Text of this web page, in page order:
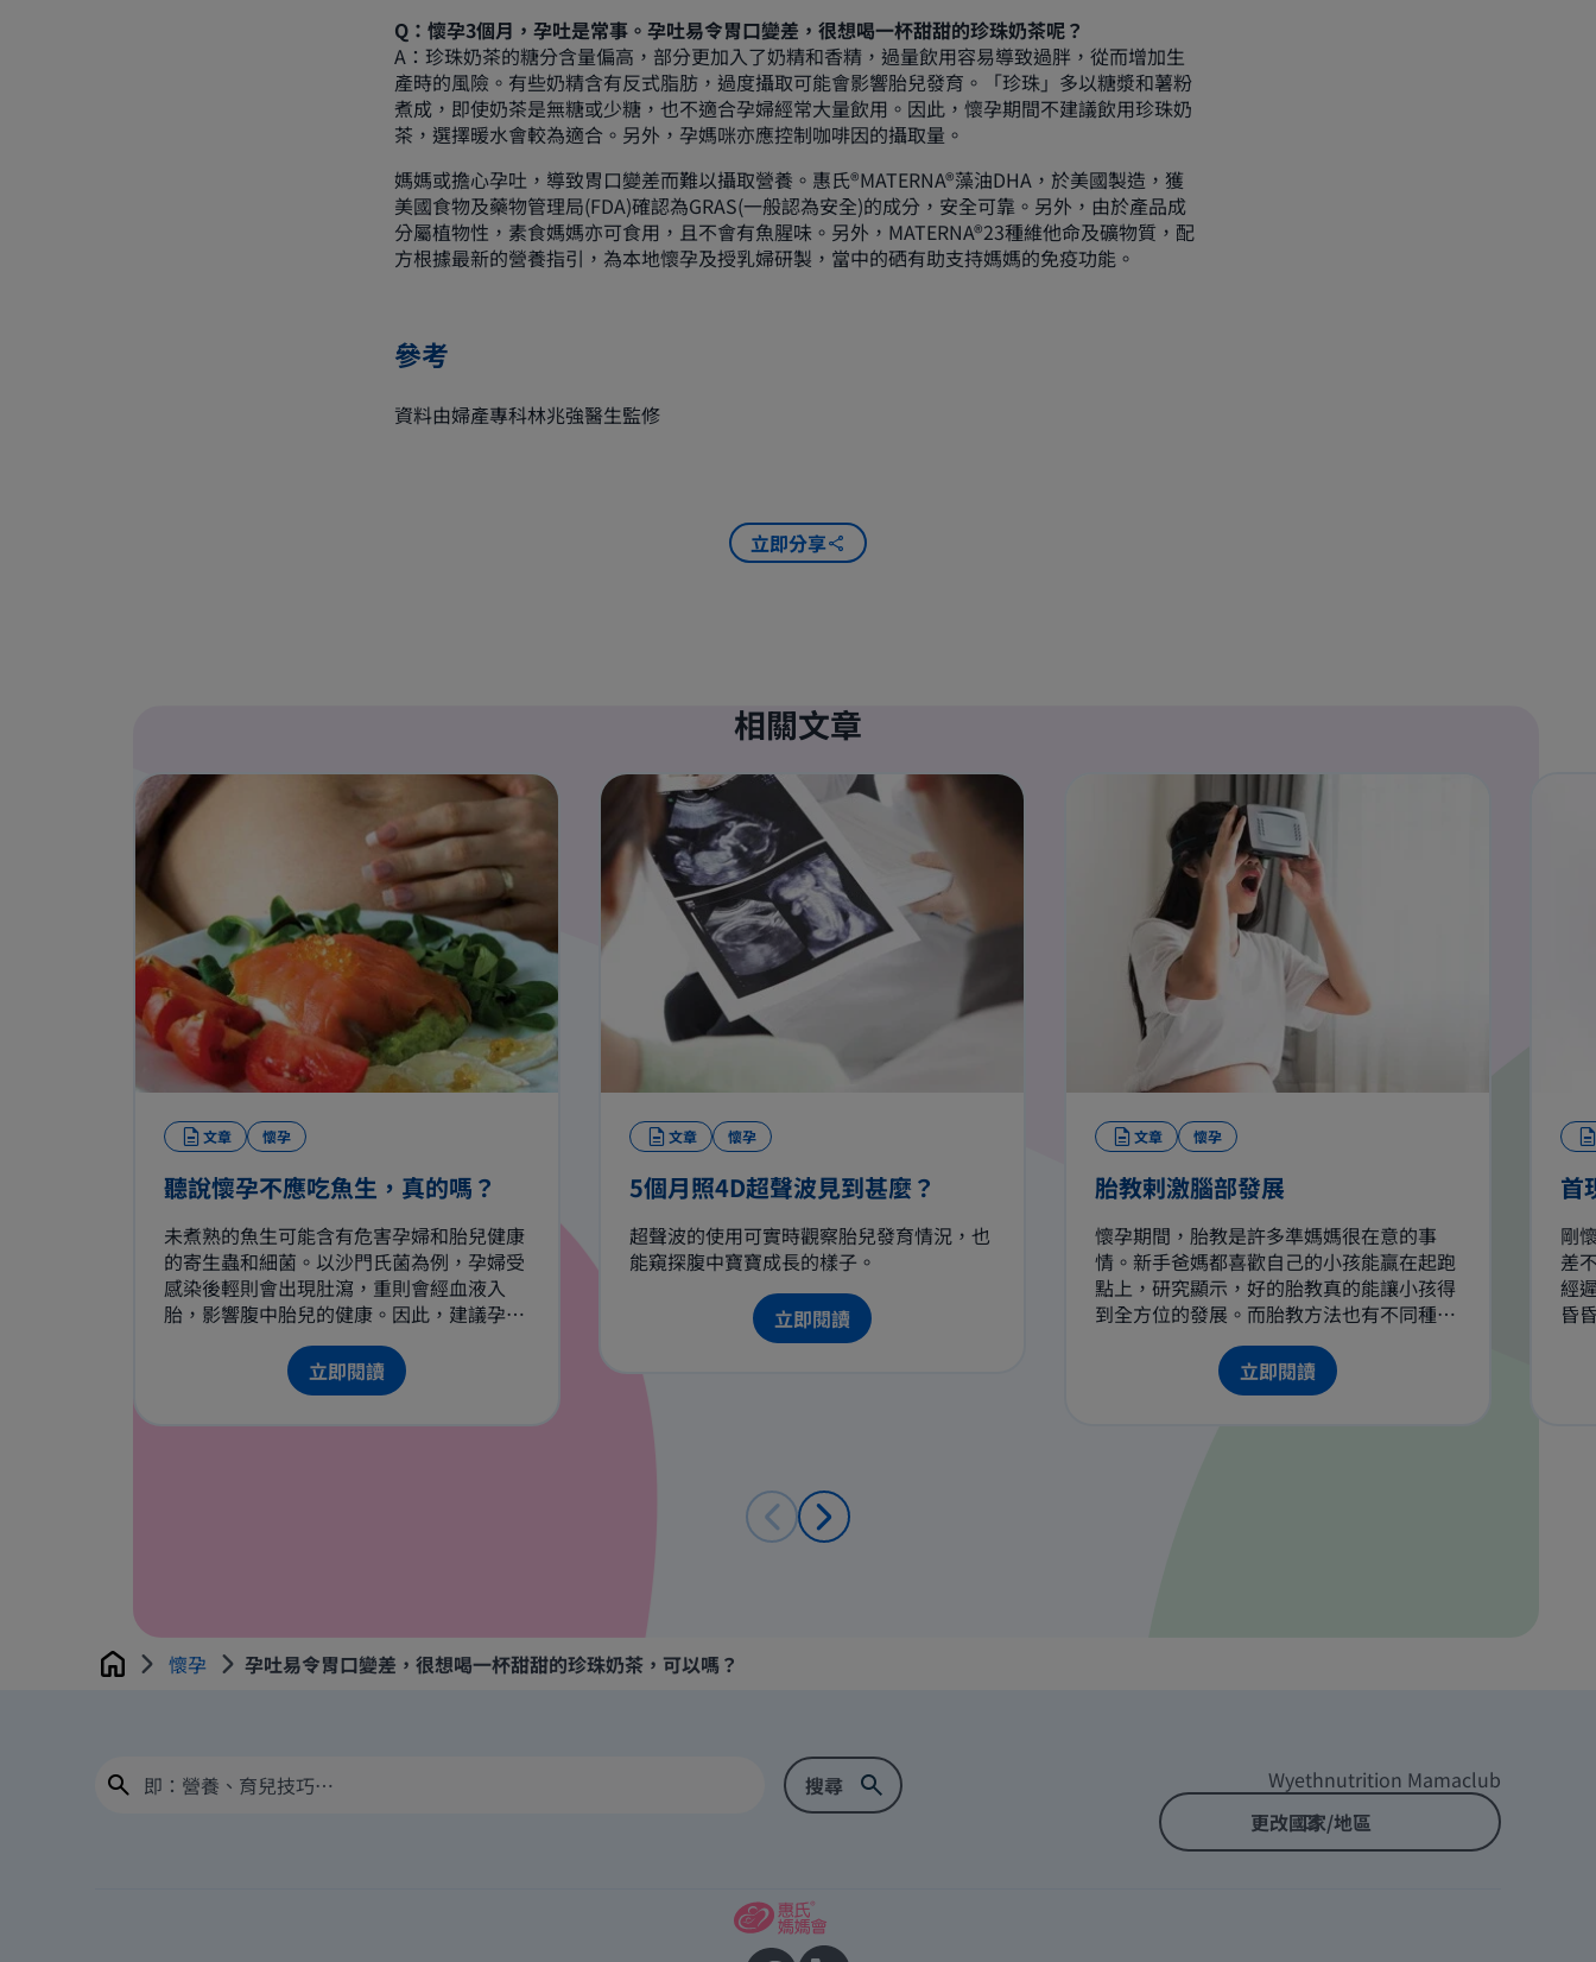
Q：懷孕3個月，孕吐是常事。孕吐易令胃口變差，很想喝一杯甜甜的珍珠奶茶呢？
A：珍珠奶茶的糖分含量偏高，部分更加入了奶精和香精，過量飲用容易導致過胖，從而增加生
產時的風險。有些奶精含有反式脂肪，過度攝取可能會影響胎兒發育。「珍珠」多以糖漿和薯粉
煮成，即使奶茶是無糖或少糖，也不適合孕婦經常大量飲用。因此，懷孕期間不建議飲用珍珠奶
茶，選擇暖水會較為適合。另外，孕媽咪亦應控制咖啡因的攝取量。
媽媽或擔心孕吐，導致胃口變差而難以攝取營養。惠氏®MATERNA®藻油DHA，於美國製造，獲
美國食物及藥物管理局(FDA)確認為GRAS(一般認為安全)的成分，安全可靠。另外，由於產品成
分屬植物性，素食媽媽亦可食用，且不會有魚腥味。另外，MATERNA®23種維他命及礦物質，配
方根據最新的營養指引，為本地懷孕及授乳婦研製，當中的硒有助支持媽媽的免疫功能。
參考
資料由婦產專科林兆強醫生監修
立即分享
相關文章
文章 懷孕
聽說懷孕不應吃魚生，真的嗎？
未煮熟的魚生可能含有危害孕婦和胎兒健康
的寄生蟲和細菌。以沙門氏菌為例，孕婦受
感染後輕則會出現肚瀉，重則會經血液入
胎，影響腹中胎兒的健康。因此，建議孕婦
避免食用魚生刺身，如光顧壽司店，請選擇
完全熟透的壽司食材。
立即閱讀
文章 懷孕
5個月照4D超聲波見到甚麼？
超聲波的使用可實時觀察胎兒發育情況，也
能窺探腹中寶寶成長的樣子。
立即閱讀
文章 懷孕
胎教剌激腦部發展
懷孕期間，胎教是許多準媽媽很在意的事
情。新手爸媽都喜歡自己的小孩能贏在起跑
點上，研究顯示，好的胎教真的能讓小孩得
到全方位的發展。而胎教方法也有不同種
類，各自也有不同的好處。
立即閱讀
首
剛
差
經
昏
Home 懷孕 孕吐易令胃口變差，很想喝一杯甜甜的珍珠奶茶，可以嗎？
Wyethnutrition Mamaclub
更改國家/地區